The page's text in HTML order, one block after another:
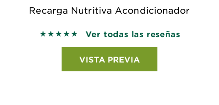
Recarga Nutritiva Acondicionador
5 out of 5 stars based on reviews
Ver todas las reseñas
VISTA PREVIA